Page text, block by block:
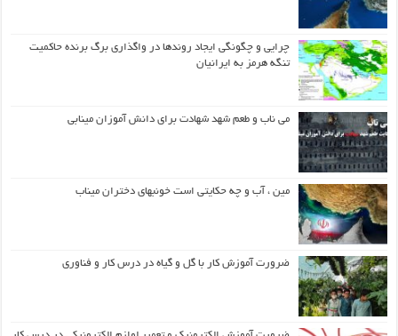
چرایی و چگونگی ایجاد روندها در واگذاری برگ برنده حاکمیت
تنگه هرمز به ایرانیان
می ناب و طعم شهد شهادت برای دانش آموزان مینابی
مین ، آب و چه حکایتی است خونبهای دختران میناب
ضرورت آموزش کار با گل و گیاه در درس کار و فناوری